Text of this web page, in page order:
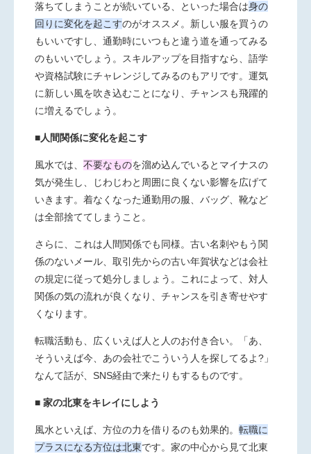
落ちてしまうことが続いている、といった場合は身の
回りに変化を起こすのがオススメ。新しい服を買うの
もいいですし、通勤時にいつもと違う道を通ってみる
のもいいでしょう。スキルアップを目指すなら、語学
や資格試験にチャレンジしてみるのもアリです。運気
に新しい風を吹き込むことになり、チャンスも飛躍的
に増えるでしょう。
■人間関係に変化を起こす
風水では、 不要なものを溜め込んでいるとマイナスの
気が発生し、じわじわと周囲に良くない影響を広げて
いきます。着なくなった通勤用の服、バッグ、靴など
は全部捨ててしまうこと。
さらに、これは人間関係でも同様。古い名刺やもう関
係のないメール、取引先からの古い年賀状などは会社
の規定に従って処分しましょう。これによって、対人
関係の気の流れが良くなり、チャンスを引き寄せやす
くなります。
転職活動も、広くいえば人と人のお付き合い。「あ、
そういえば今、あの会社でこういう人を探してるよ?」
なんて話が、SNS経由で来たりもするものです。
■ 家の北東をキレイにしよう
風水といえば、方位の力を借りるのも効果的。 転職に
プラスになる方位は北東です。家の中心から見て北東